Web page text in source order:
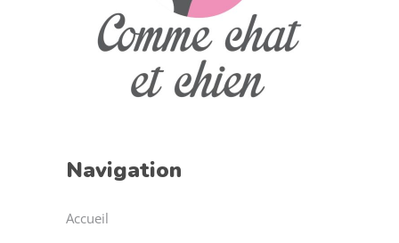
Navigation
Accueil